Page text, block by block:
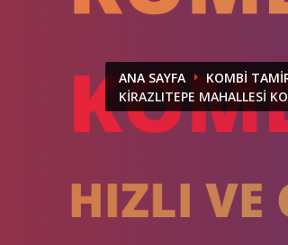
ANA SAYFA
KOMBI
KIRAZLITEPE MAHALLESI